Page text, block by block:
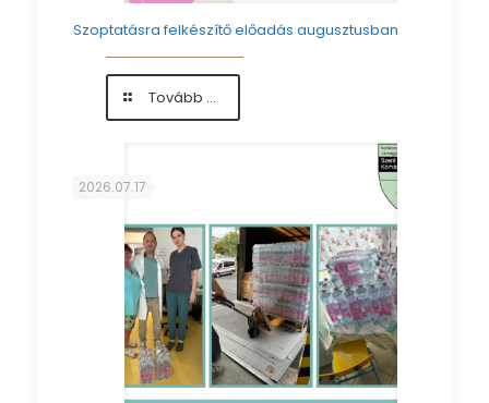
Szoptatásra felkészítő előadás augusztusban
Tovább ...-
Szoptatásra
2026.07.17